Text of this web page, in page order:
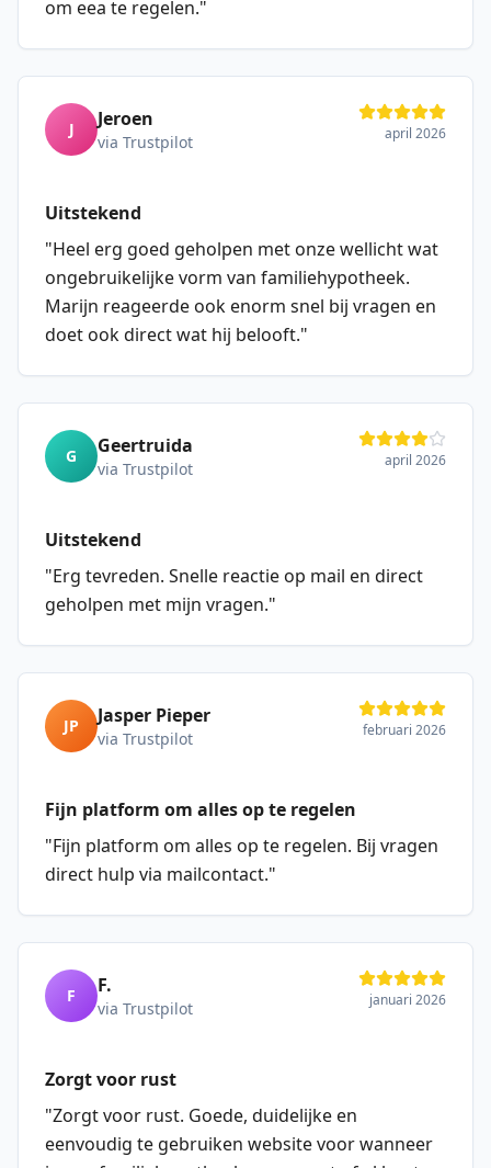
om eea te regelen."
J Jeroen
via Trustpilot april 2026
Uitstekend
"Heel erg goed geholpen met onze wellicht wat
ongebruikelijke vorm van familiehypotheek.
Marijn reageerde ook enorm snel bij vragen en
doet ook direct wat hij belooft."
G Geertruida
via Trustpilot april 2026
Uitstekend
"Erg tevreden. Snelle reactie op mail en direct
geholpen met mijn vragen."
JP Jasper Pieper
via Trustpilot februari 2026
Fijn platform om alles op te regelen
"Fijn platform om alles op te regelen. Bij vragen
direct hulp via mailcontact."
F F.
via Trustpilot januari 2026
Zorgt voor rust
"Zorgt voor rust. Goede, duidelijke en
eenvoudig te gebruiken website voor wanneer